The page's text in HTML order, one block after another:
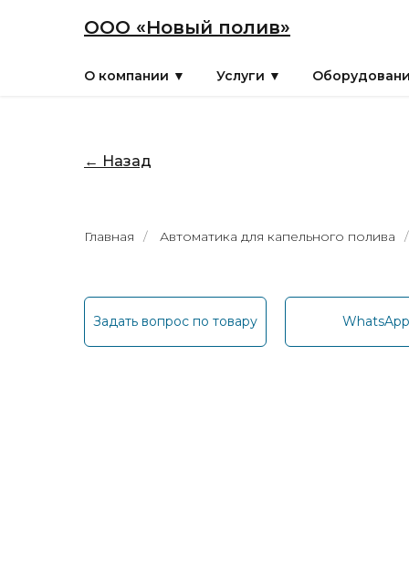
ООО «Новый полив»
О компании ▼ Услуги ▼
← Назад
Главная / Автоматика для капельного полива /
Задать вопрос по товару WhatsApp